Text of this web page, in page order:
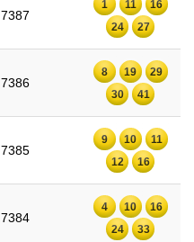
7387
1 11
16
24
27
7386
8 19
29
30
41
7385
9 10
11
12
16
7384
4 10
16
24
33